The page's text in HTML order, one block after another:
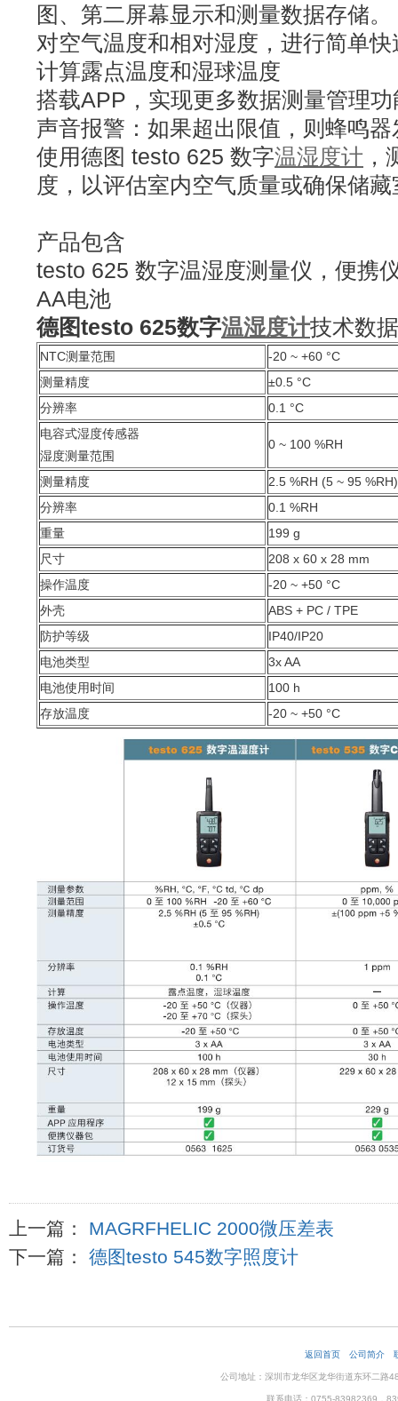
图、第二屏幕显示和测量数据存储。
对空气温度和相对湿度，进行简单
计算露点温度和湿球温度
搭载APP，实现更多数据测量管理功
声音报警：如果超出限值，则蜂鸣
使用德图 testo 625 数字温湿度计
度，以评估室内空气质量或确保储
产品包含
testo 625 数字温湿度测量仪，便携
AA电池
德图testo 625数字温湿度计技术数据
NTC测量范围
-20 ~ +60 °C
测量精度
±0.5 °C
分辨率
0.1 °C
电容式湿度传感器
湿度测量范围
0 ~ 100 %RH
测量精度
2.5 %RH (5 ~ 95 %RH)
分辨率
0.1 %RH
重量
199 g
尺寸
208 x 60 x 28 mm
操作温度
-20 ~ +50 °C
外壳
ABS + PC / TPE
防护等级
IP40/IP20
电池类型
3x AA
电池使用时间
100 h
存放温度
-20 ~ +50 °C
上一篇： MAGRFHELIC 2000微压差表
下一篇： 德图testo 545数字照度计
返回首页 公司简介
公司地址：深圳市龙华区龙华街道东环二
联系电话：0755-83982369，